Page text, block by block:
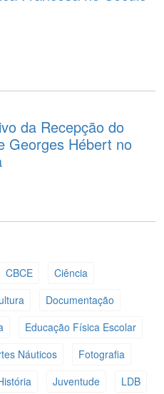
da Recepção do
Georges Hébert no
CBCE
Ciência
Documentação
Educação Física Escolar
Náuticos
Fotografia
Juventude
LDB